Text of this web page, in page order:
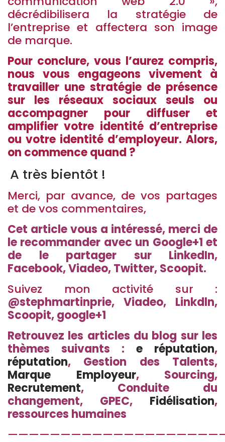
décrédibilisera la stratégie de
l’entreprise et affectera son image
de marque.
Pour conclure, vous l’aurez compris,
nous vous engageons vivement à
travailler une stratégie de présence
sur les réseaux sociaux seuls ou
accompagner pour diffuser et
amplifier votre identité d’entreprise
ou votre identité d’employeur. Alors,
on commence quand ?
A très bientôt !
Merci, par avance, de vos partages
et de vos commentaires,
Cet article vous a intéressé, merci de
le recommander avec un Google+1 et
de le partager sur LinkedIn,
Facebook, Viadeo, Twitter, Scoopit.
Suivez mon activité sur :
@stephmartinprie, Viadeo, Linkdln,
Scoopit,google+1
Retrouvez les articles du blog sur les
thèmes suivants : e réputation,
réputation, Gestion des Talents,
Marque Employeur, Sourcing,
Recrutement, Conduite du
changement, GPEC, Fidélisation,
ressources humaines